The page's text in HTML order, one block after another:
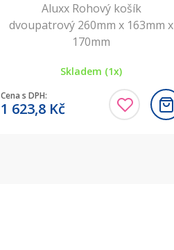
Aluxx Rohový košík
dvoupatrový 260mm x 163mm x
170mm
Skladem (1x)
Cena s DPH:
1 623,8 Kč